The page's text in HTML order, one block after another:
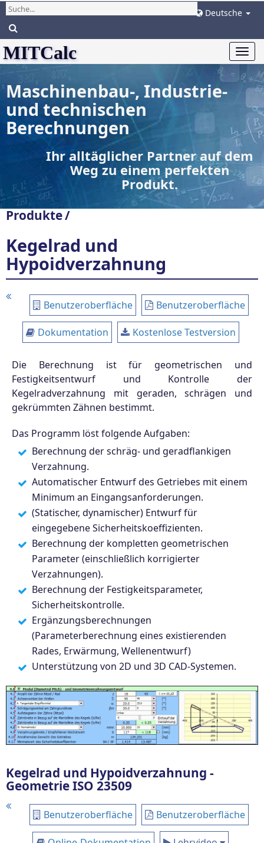
Deutsche
MITCalc
Maschinenbau-, Industrie-
und technischen
Berechnungen
Ihr alltäglicher Partner auf dem
Weg zu einem perfekten
Produkt.
Produkte/
Kegelrad und
Hypoidverzahnung
Benutzeroberfläche Benutzeroberfläche
Dokumentation Kostenlose Testversion
Die Berechnung ist für geometrischen und
Festigkeitsentwurf und Kontrolle der
Kegelradverzahnung mit geraden, schrägen und
gekrümmten Zähnen bestimmt.
Das Programm löst folgende Aufgaben:
Berechnung der schräg- und geradflankigen
Verzahnung.
Automatischer Entwurf des Getriebes mit einem
Minimum an Eingangsanforderungen.
(Statischer, dynamischer) Entwurf für
eingegebene Sicherheitskoeffizienten.
Berechnung der kompletten geometrischen
Parameter (einschließlich korrigierter
Verzahnungen).
Berechnung der Festigkeitsparameter,
Sicherheitskontrolle.
Ergänzungsberechnungen
(Parameterberechnung eines existierenden
Rades, Erwärmung, Wellenentwurf)
Unterstützung von 2D und 3D CAD-Systemen.
Kegelrad und Hypoidverzahnung -
Geometrie ISO 23509
Benutzeroberfläche Benutzeroberfläche